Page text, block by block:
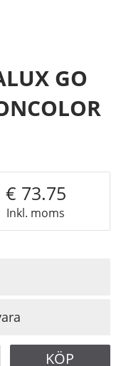
GO
Inkl. moms
73.75
KÖP